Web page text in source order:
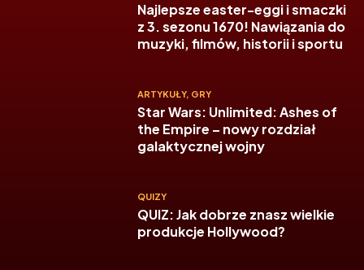
Najlepsze easter-eggi i smaczki
z 3. sezonu 1670! Nawiązania do
muzyki, filmów, historii i sportu
ARTYKUŁY, GRY
Star Wars: Unlimited: Ashes of
the Empire – nowy rozdział
galaktycznej wojny
QUIZY
QUIZ: Jak dobrze znasz wielkie
produkcje Hollywood?